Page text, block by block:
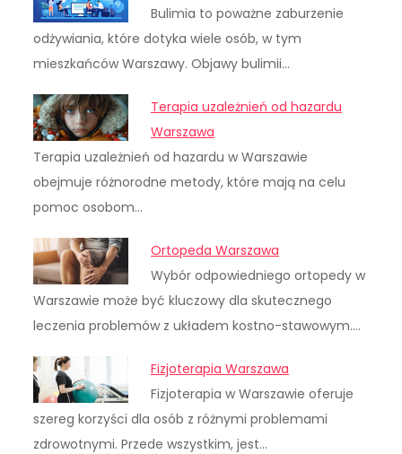
Bulimia to poważne zaburzenie
odżywiania, które dotyka wiele osób, w tym
mieszkańców Warszawy. Objawy bulimii…
Terapia uzależnień od hazardu
Warszawa
Terapia uzależnień od hazardu w Warszawie
obejmuje różnorodne metody, które mają na celu
pomoc osobom…
Ortopeda Warszawa
Wybór odpowiedniego ortopedy w
Warszawie może być kluczowy dla skutecznego
leczenia problemów z układem kostno-stawowym.…
Fizjoterapia Warszawa
Fizjoterapia w Warszawie oferuje
szereg korzyści dla osób z różnymi problemami
zdrowotnymi. Przede wszystkim, jest…